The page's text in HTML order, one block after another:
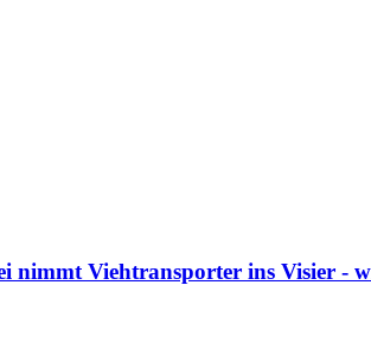
nimmt Viehtransporter ins Visier -